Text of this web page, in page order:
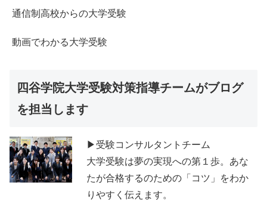
通信制高校からの大学受験
動画でわかる大学受験
四谷学院大学受験対策指導チームがブログ
を担当します
▶受験コンサルタントチーム
大学受験は夢の実現への第１歩。あな
たが合格するのための「コツ」をわか
りやすく伝えます。